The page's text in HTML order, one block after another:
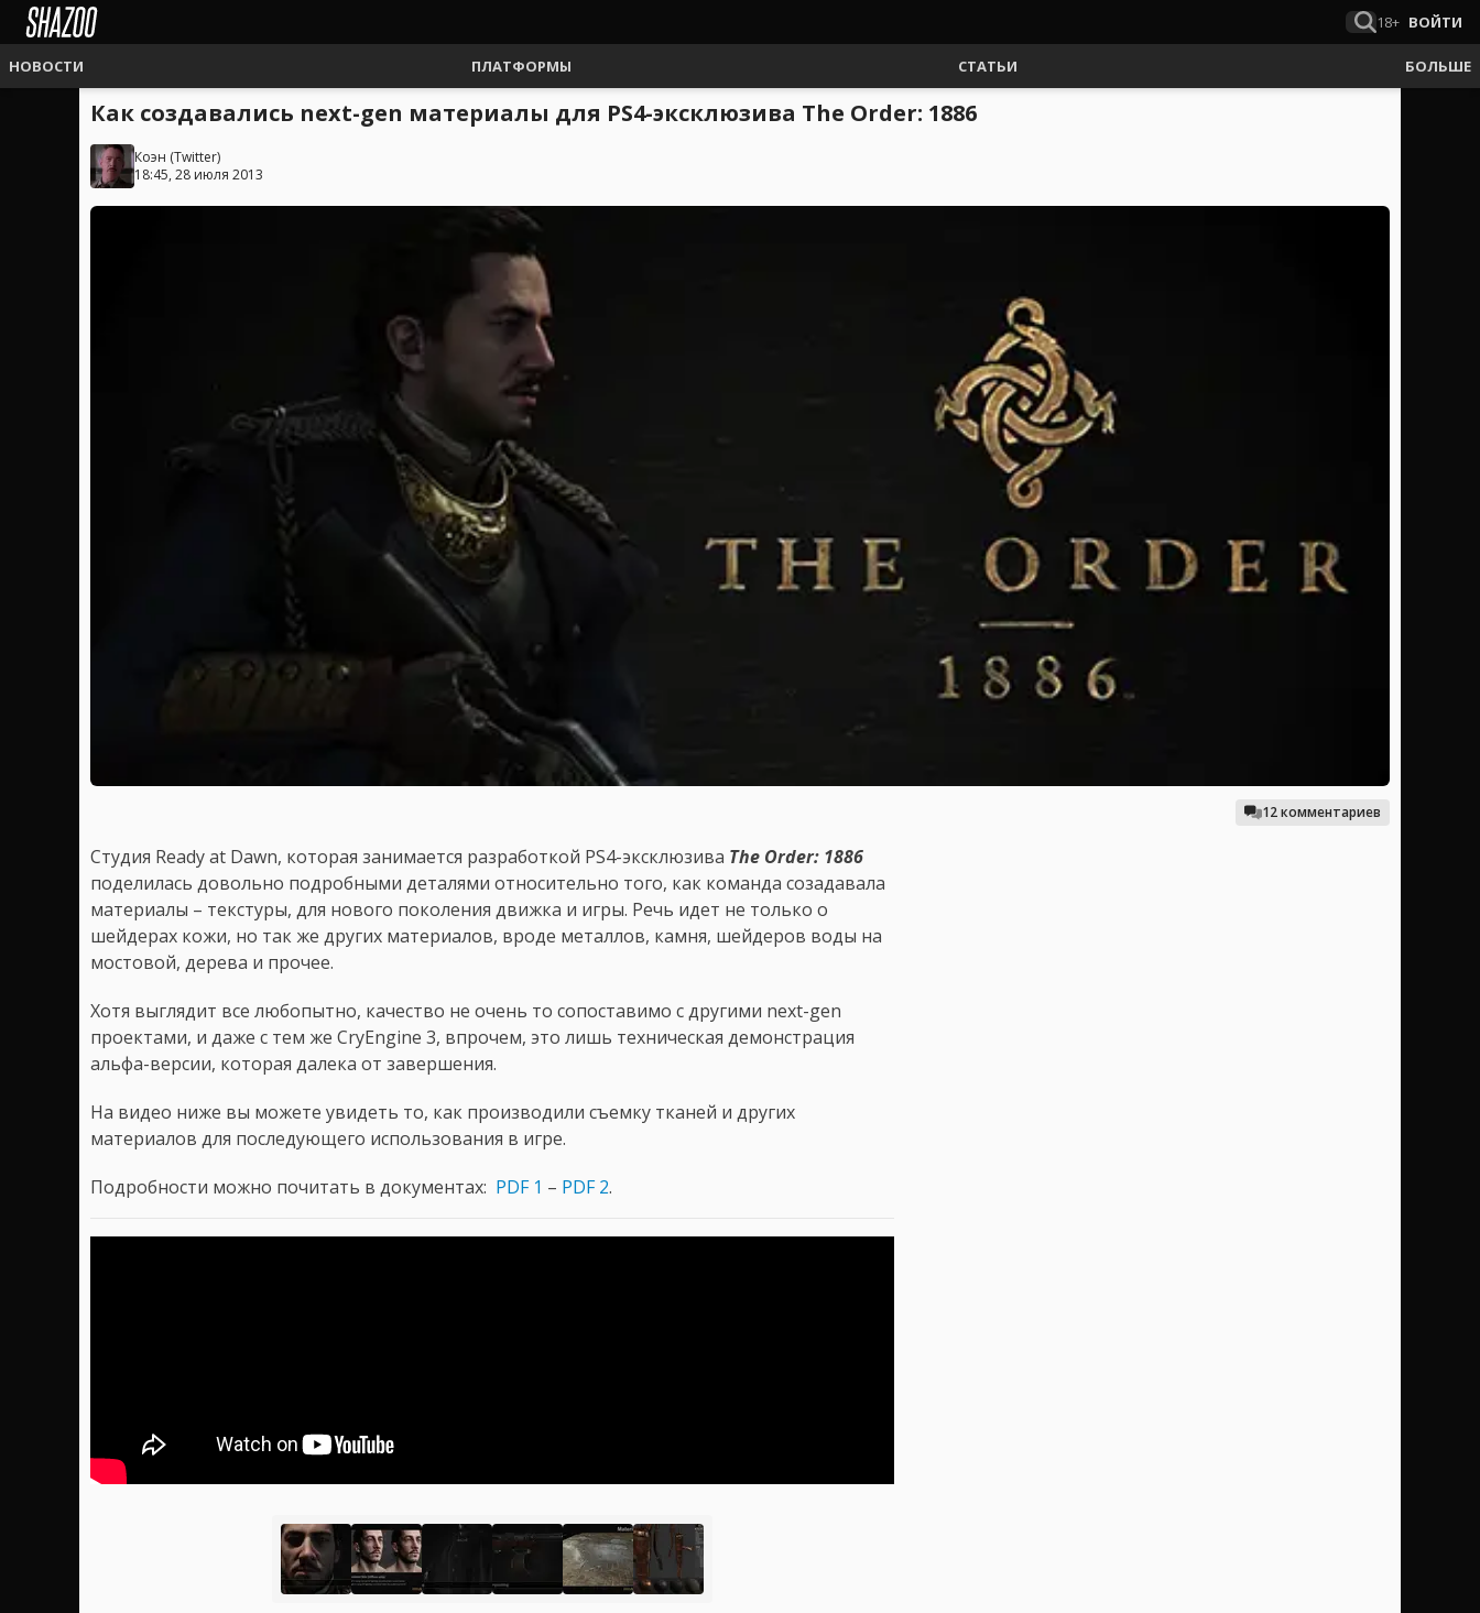
18+ ВОЙТИ
НОВОСТИ ПЛАТФОРМЫ СТАТЬИ БОЛЬШЕ
Как создавались next-gen материалы для PS4-эксклюзива The Order: 1886
Коэн (Twitter)
18:45, 28 июля 2013
12 комментариев
Студия Ready at Dawn, которая занимается разработкой PS4-эксклюзива The Order: 1886
поделилась довольно подробными деталями относительно того, как команда созадавала
материалы – текстуры, для нового поколения движка и игры. Речь идет не только о
шейдерах кожи, но так же других материалов, вроде металлов, камня, шейдеров воды на
мостовой, дерева и прочее.
Хотя выглядит все любопытно, качество не очень то сопоставимо с другими next-gen
проектами, и даже с тем же CryEngine 3, впрочем, это лишь техническая демонстрация
альфа-версии, которая далека от завершения.
На видео ниже вы можете увидеть то, как производили съемку тканей и других
материалов для последующего использования в игре.
Подробности можно почитать в документах: PDF 1 – PDF 2.